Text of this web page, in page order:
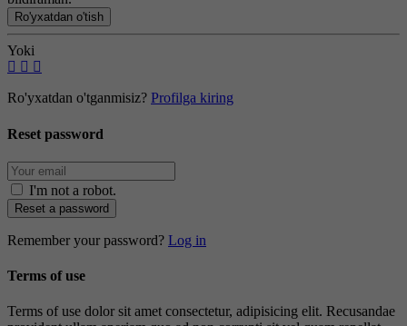
Ro'yxatdan o'tish
Yoki
Ro'yxatdan o'tganmisiz? Profilga kiring
Reset password
I'm not a robot.
Reset a password
Remember your password? Log in
Terms of use
Terms of use dolor sit amet consectetur, adipisicing elit. Recusandae